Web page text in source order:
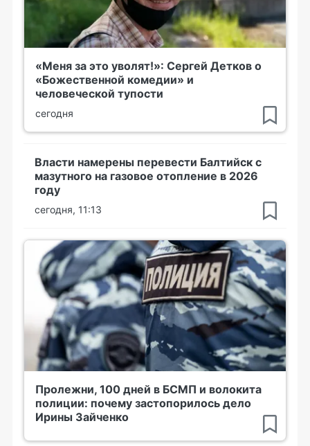
«Меня за это уволят!»: Сергей Детков о
«Божественной комедии» и
человеческой тупости
сегодня
Власти намерены перевести Балтийск с
мазутного на газовое отопление в 2026
году
сегодня, 11:13
Пролежни, 100 дней в БСМП и волокита
полиции: почему застопорилось дело
Ирины Зайченко